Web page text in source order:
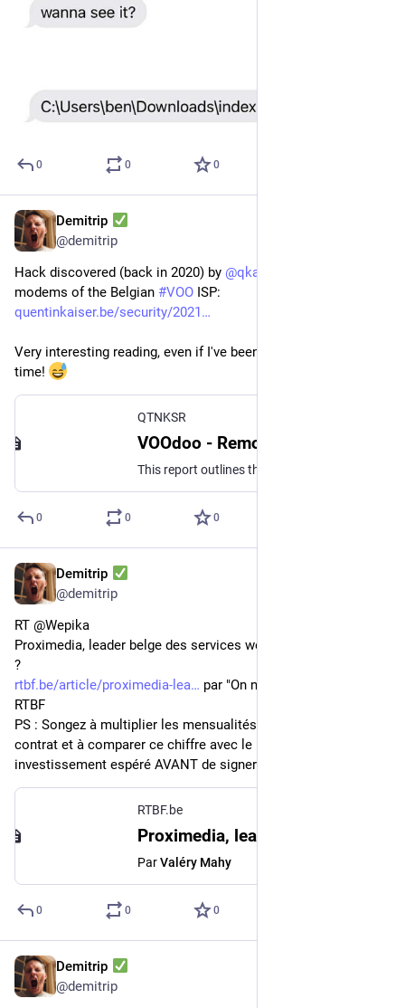
0 0 0
Demitrip
@demitrip
Hack discovered (back in 2020) by @qkaiser
modems of the Belgian #VOO ISP:
quentinkaiser.be/security/2021
Very interesting reading, even if I've been lost from time to
time!
QTNKSR
0 0 0
Demitrip
@demitrip
RT @Wepika
Proximedia, leader belge des services web, est-il irréprochable
?
rtbf.be/article/proximedia-lea
par "On n'est pas des pigeons"
RTBF
PS : Songez à multiplier les mensualités par la durée du
contrat et à comparer ce chiffre avec le retour sur
investissement espéré AVANT de signer !
RTBF.be
ParValéry Mahy
0 0 0
Demitrip
@demitrip